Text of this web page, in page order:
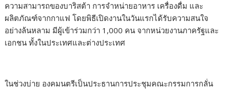
ความสามารถของบาริสต้า การจำหน่ายอาหาร เครื่องดื่ม และ
ผลิตภัณฑ์จากกาแฟ โดยพิธีเปิดงานในวันแรกได้รับความสนใจ
อย่างล้นหลาม มีผู้เข้าร่วมกว่า 1,000 คน จากหน่วยงานภาครัฐและ
เอกชน ทั้งในประเทศและต่างประเทศ
ในช่วงบ่าย องคมนตรีเป็นประธานการประชุมคณะกรรมการกลั่น